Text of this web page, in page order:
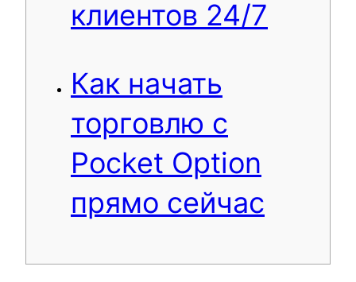
клиентов 24/7
Как начать
торговлю с
Pocket Option
прямо сейчас